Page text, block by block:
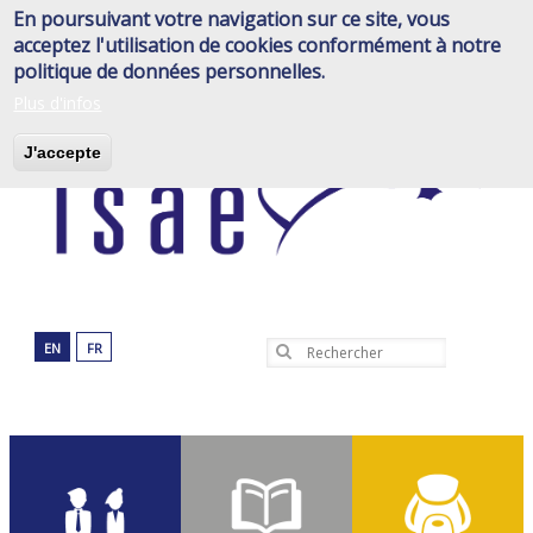
En poursuivant votre navigation sur ce site, vous
acceptez l'utilisation de cookies conformément à notre
politique de données personnelles.
J'accepte
Aller
au
contenu
principal
EN FR Rechercher